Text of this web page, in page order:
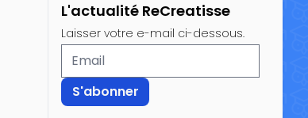
L'actualité ReCreatisse
Laisser votre e-mail ci-dessous.